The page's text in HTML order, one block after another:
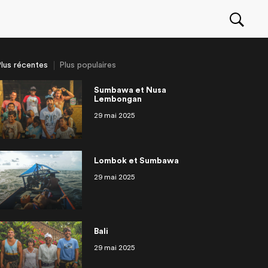
Seawolf movie : behind
Pete Devries
une entreprise à
deau douce
récentes Plus populaires
Sumbawa et Nusa
Lembongan
29 mai 2025
Lombok et Sumbawa
29 mai 2025
Bali
29 mai 2025